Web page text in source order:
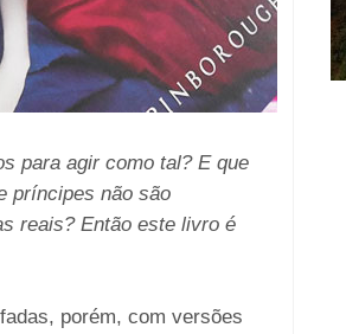
para agir como tal? E que
príncipes não são
reais? Então este livro é
porém, com versões